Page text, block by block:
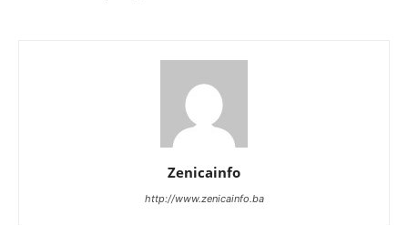
Zenicainfo
http://www.zenicainfo.ba